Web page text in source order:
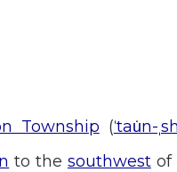
Township (ˈtau̇n-
to the southwestof